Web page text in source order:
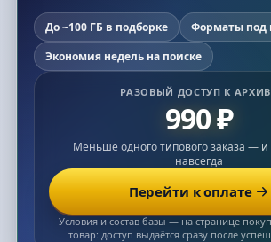
До ~100 ГБ в подборке
Форматы под
Экономия недель на поиске
РАЗОВЫЙ ДОСТУП К
990 ₽
Меньше одного типового заказа —
навсегда
Перейти к оплате
Условия и состав базы — на странице
товар: доступ выдаётся сразу после